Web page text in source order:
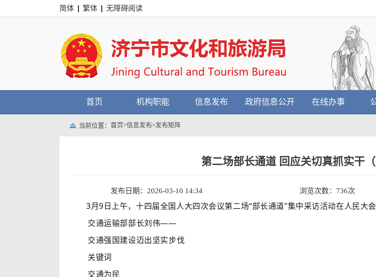
简体 繁体 无障碍阅读
首页 机构职能 信息发布 政府信息公开 在线办事
当前位置： 首页>信息发布>发布矩阵
第二场部长通道 回应关切真抓实干（
发布日期：2026-03-10 14:34 浏览次数： 736次
3月9日上午，十四届全国人大四次会议第二场“部长通道”集中采访活动在人民大
交通运输部部长刘伟——
交通强国建设迈出坚实步伐
关键词
交通为民